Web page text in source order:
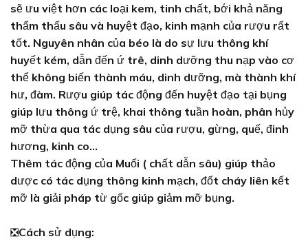
sẽ ưu việt hơn các loại kem, tinh chất, bới khả năng
thẩm thấu sâu và huyệt đạo, kinh mạnh của rượu rất
tốt. Nguyên nhân của béo là do sự lưu thông khí
huyết kém, dẫn đến ứ trê, dinh dưỡng thu nạp vào cơ
thể không biến thành máu, dinh dưỡng, mà thành khí
hư, đàm. Rượu giúp tác động đến huyệt đạo tại bụng
giúp lưu thông ứ trệ, khai thông tuần hoàn, phân hủy
mỡ thừa qua tác dụng sâu của rượu, gừng, quế, đinh
hương, kinh co…
Thêm tác động của Muối ( chất dẫn sâu) giúp thảo
dược có tác dụng thông kinh mạch, đốt cháy liên kết
mỡ là giải pháp từ gốc giúp giảm mỡ bụng.
❎Cách sử dụng: